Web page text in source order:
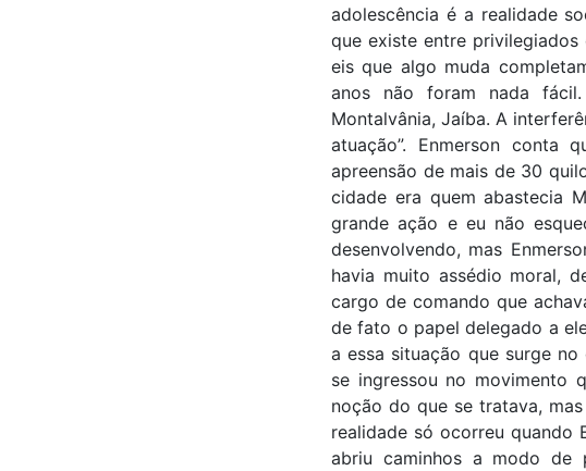
adolescência é a realidade
que existe entre
eis que algo muda
anos não foram nada
Montalvânia, Jaíba. A
atuação”. Enmerson conta
apreensão de mais de 30
cidade era quem abastecia
grande ação e eu não
desenvolvendo, mas
havia muito assédio moral,
cargo de comando que
de fato o papel delegado a
a essa situação que surge
se ingressou no movimento
noção do que se tratava,
realidade só ocorreu quando
abriu caminhos a modo de